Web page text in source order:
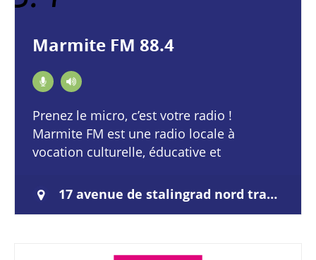
Marmite FM 88.4
Prenez le micro, c’est votre radio !
Marmite FM est une radio locale à
vocation culturelle, éducative et
habitant·e·s de Saint-Quentin-en…
17 avenue de stalingrad nord trappes